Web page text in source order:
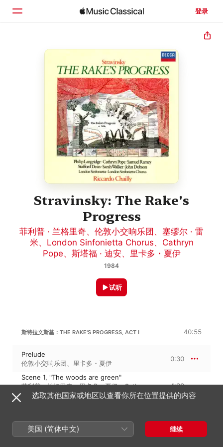
登录
主页
Stravinsky: The Rake's
Progress
菲利普 · 兰格里奇、 伦敦小交响乐团 、 塞缪尔 · 雷
米、 London Sinfonietta Chorus、 Cathryn
Pope、 斯塔福 · 迪安、 里卡多・夏伊
1984
试听
斯特拉文斯基：THE RAKE'S PROGRESS, ACT I 40:55
Prelude
伦敦小交响乐团、 里卡多・夏伊
0:30
Scene 1, "The woods are green"
菲利普 · 兰格里奇、里卡多・夏伊、Cathryn
Pope、伦敦小交响乐团、斯塔福 · 迪安
4:30
响乐团
Scene 1, "I wish I had money"
6:31
选取其他国家或地区以查看你所在位置提供的内容
美国 (简体中文) 继续